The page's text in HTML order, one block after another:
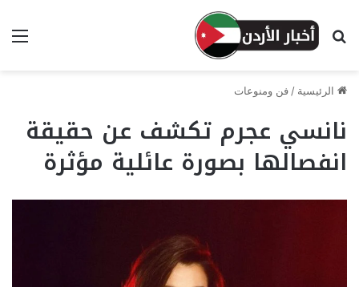
بحث عن
الرئيسية / فن ومنوعات
نانسي عجرم تكشف عن حقيقة
انفصالها بصورة عائلية مؤثرة